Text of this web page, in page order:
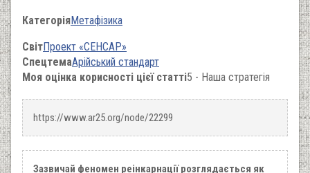
КатегоріяМетафізика
СвітПроект «СЕНСАР»
СпецтемаАрійський стандарт
Моя оцінка корисності цієї статті5 - Наша стратегія
https://www.ar25.org/node/22299
Зазвичай феномен реінкарнації розглядається як